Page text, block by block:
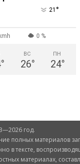
21 °
0 %
°
ВС
26°
ПН
24°
год.
полных материалов
в тексте,
материалах,